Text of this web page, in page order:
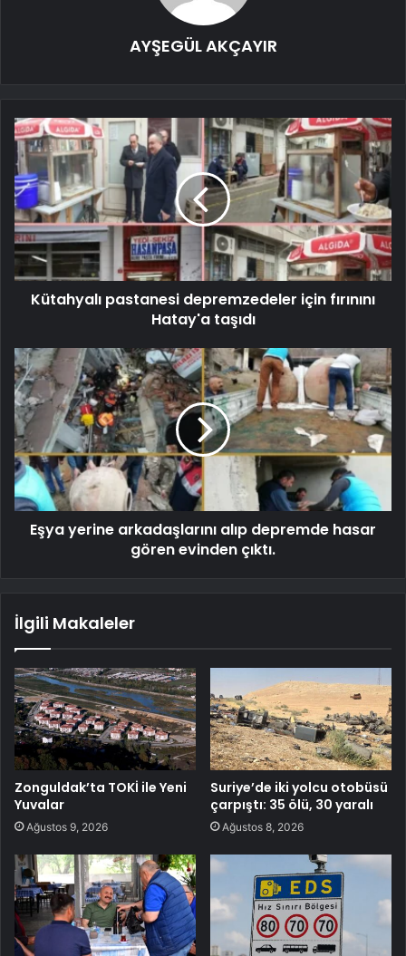
AYŞEGÜL AKÇAYIR
Kütahyalı pastanesi depremzedeler için fırınını
Hatay'a taşıdı
Eşya yerine arkadaşlarını alıp depremde hasar
gören evinden çıktı.
İlgili Makaleler
Zonguldak’ta TOKİ ile Yeni
Yuvalar
Ağustos 9, 2026
Suriye’de iki yolcu otobüsü
çarpıştı: 35 ölü, 30 yaralı
Ağustos 8, 2026